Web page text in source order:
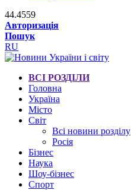
44.4559
Авторизація
Пошук
RU
ВСІ РОЗДІЛИ
Головна
Україна
Місто
Світ
Всі новини розділу
Росія
Бізнес
Наука
Шоу-бізнес
Спорт